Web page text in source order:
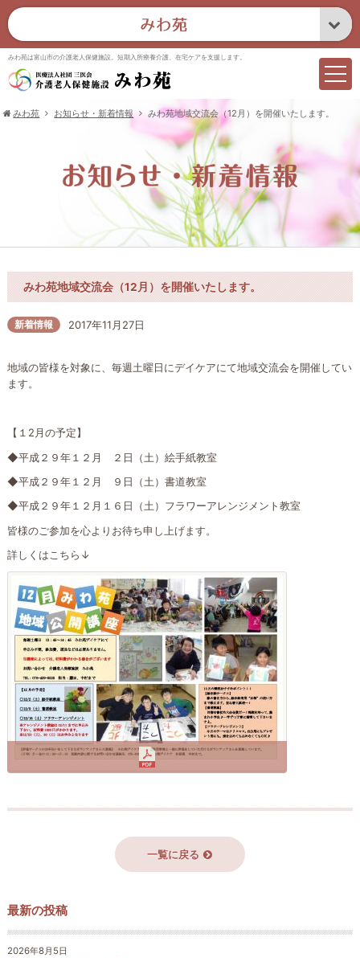
みわ苑は富山市の介護老人保健施設。短期入所療養介護、在宅ケアを支援します。
みわ苑 お知らせ・新着情報 みわ苑地域交流会（12月）を開催いたします。
みわ苑地域交流会（12月）を開催いたします。
新着情報 2017年11月27日
地域の皆様を対象に、毎週土曜日にデイケアにて地域交流会を開催してい
ます。
【１2月の予定】
◆平成２９年１２月 ２日（土）絵手紙教室
◆平成２９年１２月 ９日（土）書道教室
◆平成２９年１２月１６日（土）フラワーアレンジメント教室
皆様のご参加を心よりお待ち申し上げます。
詳しくはこちら↓
一覧に戻る
最新の投稿
2026年8月5日